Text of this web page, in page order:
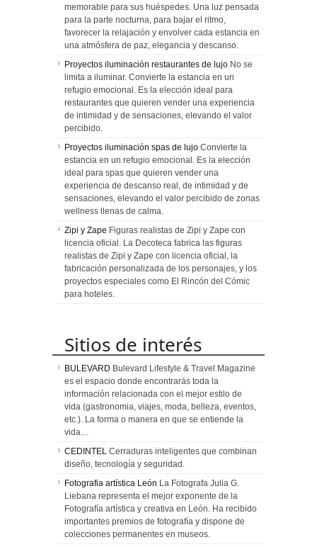
memorable para sus huéspedes. Una luz pensada
para la parte nocturna, para bajar el ritmo,
favorecer la relajación y envolver cada estancia en
una atmósfera de paz, elegancia y descanso.
Proyectos iluminación restaurantes de lujo No se
limita a iluminar. Convierte la estancia en un
refugio emocional. Es la elección ideal para
restaurantes que quieren vender una experiencia
de intimidad y de sensaciones, elevando el valor
percibido.
Proyectos iluminación spas de lujo Convierte la
estancia en un refugio emocional. Es la elección
ideal para spas que quieren vender una
experiencia de descanso real, de intimidad y de
sensaciones, elevando el valor percibido de zonas
wellness llenas de calma.
Zipi y Zape Figuras realistas de Zipi y Zape con
licencia oficial. La Decoteca fabrica las figuras
realistas de Zipi y Zape con licencia oficial, la
fabricación personalizada de los personajes, y los
proyectos especiales como El Rincón del Cómic
para hoteles.
Sitios de interés
BULEVARD Bulevard Lifestyle & Travel Magazine
es el espacio donde encontrarás toda la
información relacionada con el mejor estilo de
vida (gastronomia, viajes, moda, belleza, eventos,
etc.). La forma o manera en que se entiende la
vida…
CEDINTEL Cerraduras inteligentes que combinan
diseño, tecnología y seguridad.
Fotografia artística León La Fotografa Julia G.
Liebana representa el mejor exponente de la
Fotografía artística y creativa en León. Ha recibido
importantes premios de fotografía y dispone de
colecciones permanentes en museos.